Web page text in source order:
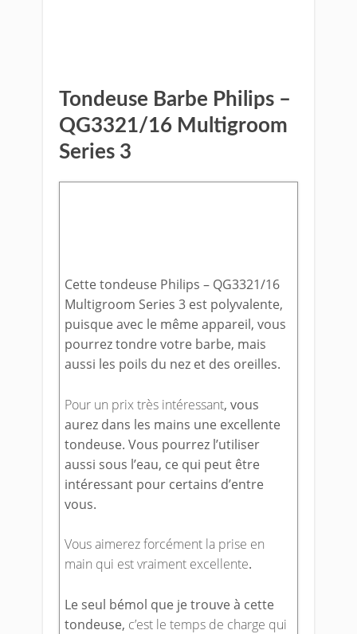
Tondeuse Barbe Philips –
QG3321/16 Multigroom
Series 3
Cette tondeuse Philips – QG3321/16
Multigroom Series 3 est polyvalente,
puisque avec le même appareil, vous
pourrez tondre votre barbe, mais
aussi les poils du nez et des oreilles.
Pour un prix très intéressant, vous
aurez dans les mains une excellente
tondeuse. Vous pourrez l’utiliser
aussi sous l’eau, ce qui peut être
intéressant pour certains d’entre
vous.
Vous aimerez forcément la prise en
main qui est vraiment excellente.
Le seul bémol que je trouve à cette
tondeuse, c’est le temps de charge qui